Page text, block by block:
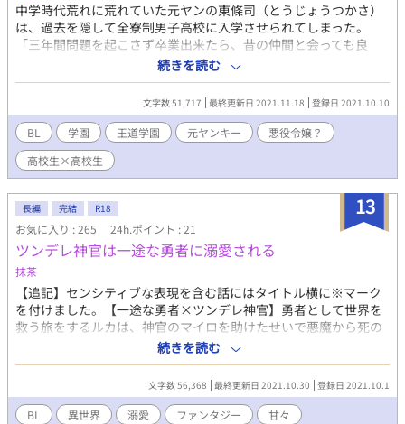
中学時代荒れに荒れていた元ヤンの東條司（とうじょうつかさ）
は、過去を隠して全寮制男子高校に入学させられてしまった。
「三年間問題を起こさず卒業出来たら、昔の仲間と会っても良
い」という父親との約束を果たすために、学内では大人しく過ご
していたはずだったのだが……。 学園に伝わる意味不明な伝統に
より、「悪役令嬢」の役割を果たさなければならなくなった司
は、平穏な学園生活を維持するために渋々ながら「悪役令嬢」ら
しく過ごすことになったーーー。 というか、男子高校で悪役令嬢
ってなんだ！？性別から違うだろ！と盛大なツッコミを入れたの
だった。 ＊総受け傾向 ＊コンプラの関係で、攻め受け両方十八歳
以上の時系列でのみR18描写があります 第9回BL小説大賞にエン
トリーしてみました！
続きを読む
文字数 51,717 最終更新日 2021.11.18 登録日 2021.10.10
BL 学園 王道学園 元ヤンキー
悪役令嬢？
高校生×高校生
13
長編 完結 R18
お気に入り : 265 24h.ポイント : 21
ツンデレ神官は一途な勇者に溺愛される
抹茶
【追記】センシティブな表現を含む話にはタイトル横に※マーク
を付けました。【一途な勇者×ツンデレ神官】勇者として世界を
救う旅をするルカは、神官のマイロを助けたせいで悪魔から死の
呪いを受ける。神官と性行為をすれば死のリミットを先送りにで
きると知り、呪いを解く旅にマイロも同行することに。うぶなル
カは一目惚れしたマイロに（重い）好意を寄せるが、何度か肌を
合わせてもマイロはデレる気配がなく…… 第9回BL小説大賞にエ
ントリーしました！ よろしくお願いします！
続きを読む
文字数 56,368 最終更新日 2021.10.30 登録日 2021.10.1
BL 異世界 溺愛 ファンタジー 甘々